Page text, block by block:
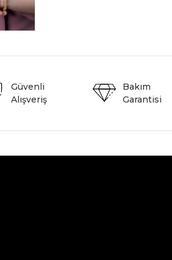
Güvenli
Alışveriş
Bakım
Garantisi